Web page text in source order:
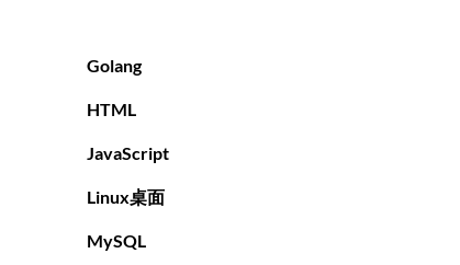
Golang
HTML
JavaScript
Linux桌面
MySQL